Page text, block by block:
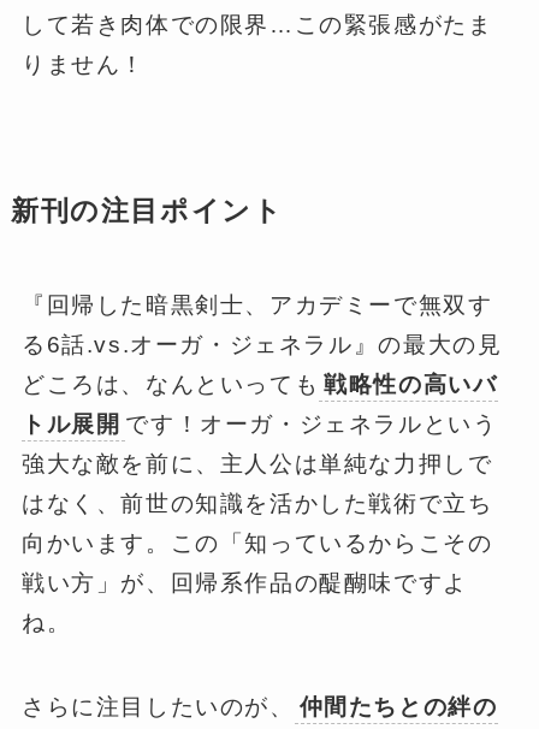
して若き肉体での限界…この緊張感がたま
りません！
新刊の注目ポイント
『回帰した暗黒剣士、アカデミーで無双す
る6話.vs.オーガ・ジェネラル』の最大の見
どころは、なんといっても 戦略性の高いバ
トル展開 です！オーガ・ジェネラルという
強大な敵を前に、主人公は単純な力押しで
はなく、前世の知識を活かした戦術で立ち
向かいます。この「知っているからこその
戦い方」が、回帰系作品の醍醐味ですよ
ね。
さらに注目したいのが、 仲間たちとの絆の